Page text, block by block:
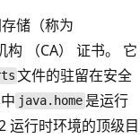
储（称为
（CA） 证书。 它
文件的驻留在安全
java.home 是运行
运行时环境的顶级目